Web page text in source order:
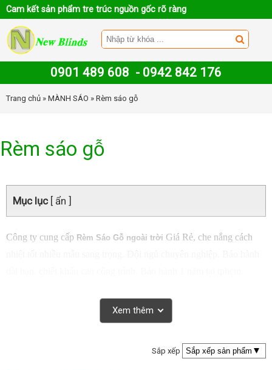
Cam kết sản phẩm tre trúc nguồn gốc rõ ràng
0901 489 608 - 0942 842 176
Trang chủ » MÀNH SÁO » Rèm sáo gỗ
Rèm sáo gỗ
Mục lục [ ẩn ]
Công ty cung cấp Rèm Sáo Gỗ ngoài trời Giá Rẻ, che nắng cách
Xem thêm
Sắp xếp